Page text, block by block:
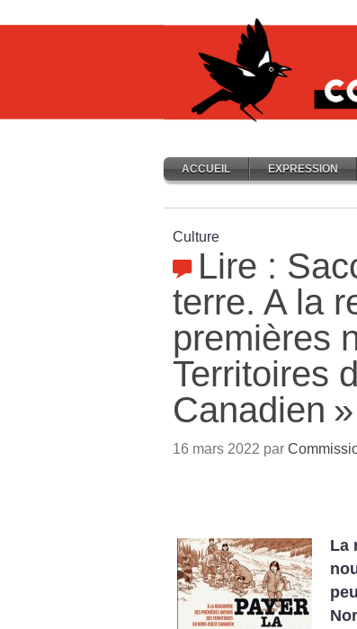
ACCUEIL EXPRESSION
Culture
Lire :
terre. A la
premières
Territoires
Canadien »
16 mars 2022 par
La